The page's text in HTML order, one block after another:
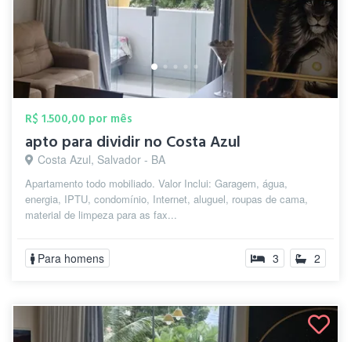
R$ 1.500,00 por mês
apto para dividir no Costa Azul
Costa Azul, Salvador - BA
Apartamento todo mobiliado. Valor Inclui: Garagem, água,
energia, IPTU, condomínio, Internet, aluguel, roupas de cama,
material de limpeza para as fax...
Para homens 3 2